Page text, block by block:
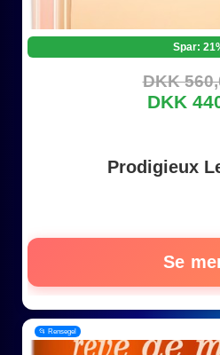
Spar:
DKK
DKK
Prodigieux
Se
📂 Rensegel